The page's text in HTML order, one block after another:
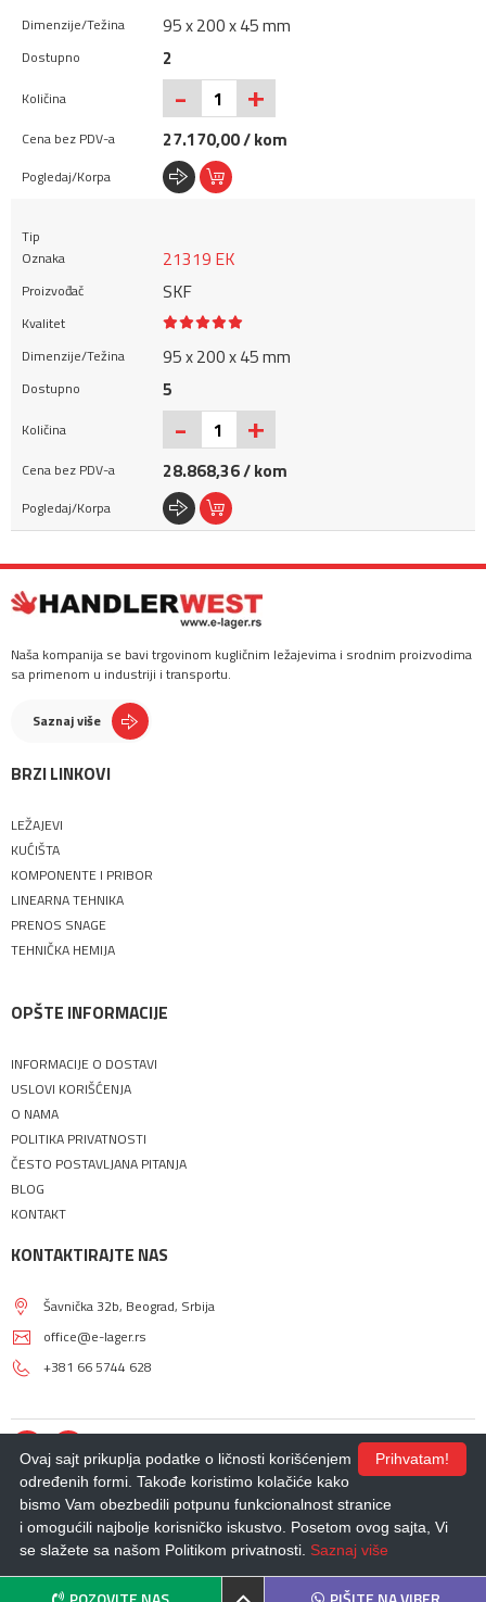
95 x 200 x 45 mm
2
- +
27.170,00 / kom
21319 EK
SKF
95 x 200 x 45 mm
5
- +
28.868,36 / kom
Naša kompanija se bavi trgovinom kugličnim ležajevima i srodnim proizvodima
sa primenom u industriji i transportu.
Saznaj više
BRZI LINKOVI
LEŽAJEVI
KUĆIŠTA
KOMPONENTE I PRIBOR
LINEARNA TEHNIKA
PRENOS SNAGE
TEHNIČKA HEMIJA
OPŠTE INFORMACIJE
INFORMACIJE O DOSTAVI
USLOVI KORIŠĆENJA
O NAMA
POLITIKA PRIVATNOSTI
ČESTO POSTAVLJANA PITANJA
BLOG
KONTAKT
KONTAKTIRAJTE NAS
Šavnička 32b, Beograd, Srbija
office@e-lager.rs
+381 66 5744 628
© 2018 - 2026 |E-LAGER. Sva prava zadržana.
Izdrada Internet prodavnice,Izrada sajta,Izrada mobilnih aplikacijaiSEO
optimizacija sajta - *nbgteam.com
Prihvatam!
Ovaj sajt prikuplja podatke o ličnosti korišćenjem
određenih formi. Takođe koristimo kolačiće kako
bismo Vam obezbedili potpunu funkcionalnost stranice
i omogućili najbolje korisničko iskustvo. Posetom ovog sajta, Vi
se slažete sa našom Politikom privatnosti. Saznaj više